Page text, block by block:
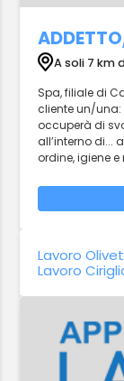
A soli 7 km
Spa, filiale di
cliente un/una:
occuperà di
all’interno di...
ordine, igiene
Lavoro
Lavoro